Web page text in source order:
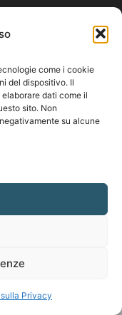
come i cookie
del dispositivo. Il
dati come il
sito. Non
su alcune
Privacy